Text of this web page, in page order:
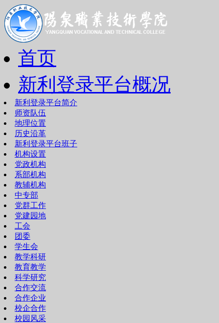
首页
新利登录平台概况
新利登录平台简介
师资队伍
地理位置
历史沿革
新利登录平台班子
机构设置
党政机构
系部机构
教辅机构
中专部
党群工作
党建园地
工会
团委
学生会
教学科研
教育教学
科学研究
合作交流
合作企业
校企合作
校园风采